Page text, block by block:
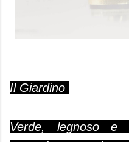
Il Giardino
Verde, legnoso e